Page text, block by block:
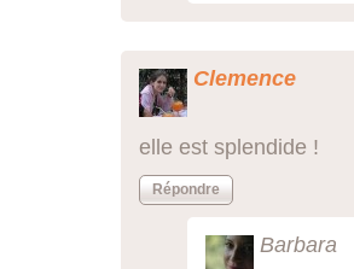
Clemence
elle est splendide !
Répondre
Barbara